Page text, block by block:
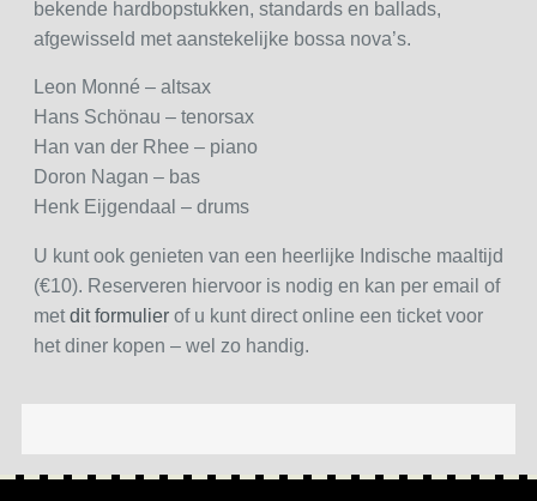
bekende hardbopstukken, standards en ballads,
afgewisseld met aanstekelijke bossa nova’s.
Leon Monné – altsax
Hans Schönau – tenorsax
Han van der Rhee – piano
Doron Nagan – bas
Henk Eijgendaal – drums
U kunt ook genieten van een heerlijke Indische maaltijd
(€10). Reserveren hiervoor is nodig en kan per email of
met dit formulierof u kunt direct online een ticket voor
het diner kopen – wel zo handig.